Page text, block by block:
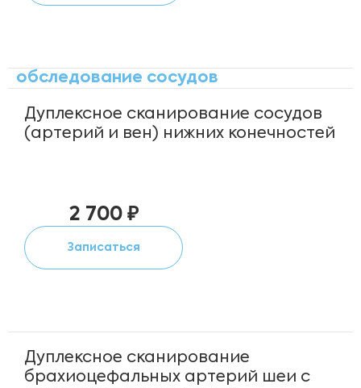
обследование сосудов
Дуплексное сканирование сосудов
(артерий и вен) нижних конечностей
2 700 ₽
Записаться
Дуплексное сканирование
брахиоцефальных артерий шеи с